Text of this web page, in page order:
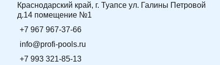
Краснодарский край, г. Туапсе ул. Галины Петровой
д.14 помещение №1
+7 967 967-37-66
info@profi-pools.ru
+7 993 321-85-13